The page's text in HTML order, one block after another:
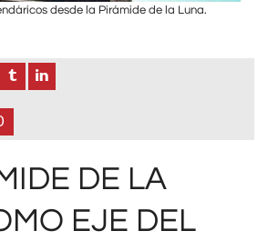
desde la Pirámide de la Luna.
DE LA
EJE DEL